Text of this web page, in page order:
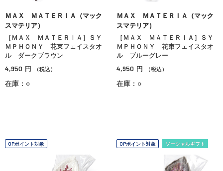
ＭＡＸ ＭＡＴＥＲＩＡ（マック
スマテリア）
［ＭＡＸ ＭＡＴＥＲＩＡ］ＳＹ
ＭＰＨＯＮＹ 花束フェイスタオ
ル ダークブラウン
4,950 円 （税込）
在庫：○
ＭＡＸ ＭＡＴＥＲＩＡ（マック
スマテリア）
［ＭＡＸ ＭＡＴＥＲＩＡ］ＳＹ
ＭＰＨＯＮＹ 花束フェイスタオ
ル ブルーグレー
4,950 円 （税込）
在庫：○
OPポイント対象 OPポイント対象 ソーシャルギフト